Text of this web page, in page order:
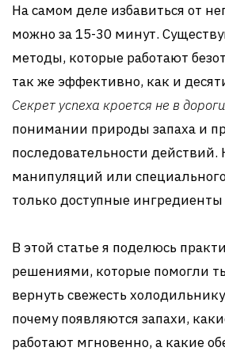
На самом деле избавиться от
можно за 15-30 минут.
методы, которые работают
так же эффективно, как и
Секрет успеха кроется не в
понимании природы запаха и
последовательности
манипуляций или
только доступные
В этой статье я поделюсь
решениями, которые помогли
вернуть свежесть
почему появляются запахи,
работают мгновенно, а какие